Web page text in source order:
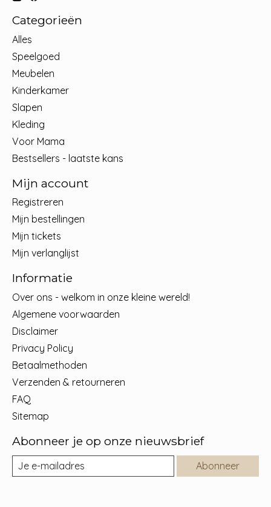
Categorieën
Alles
Speelgoed
Meubelen
Kinderkamer
Slapen
Kleding
Voor Mama
Bestsellers - laatste kans
Mijn account
Registreren
Mijn bestellingen
Mijn tickets
Mijn verlanglijst
Informatie
Over ons - welkom in onze kleine wereld!
Algemene voorwaarden
Disclaimer
Privacy Policy
Betaalmethoden
Verzenden & retourneren
FAQ
Sitemap
Abonneer je op onze nieuwsbrief
Abonneer